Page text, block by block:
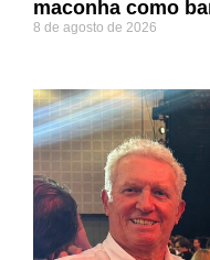
maconha como
8 de agosto de 2026